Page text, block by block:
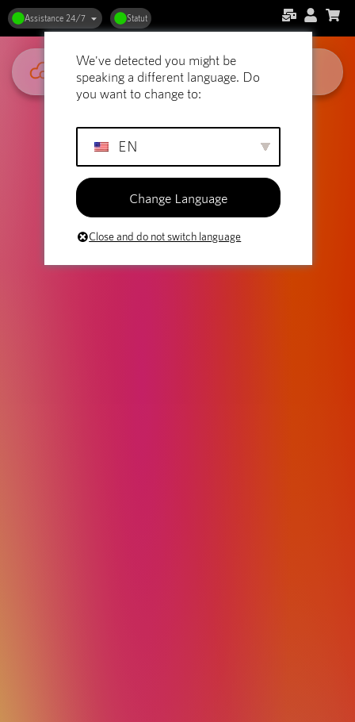
Assistance 24/7 Statut
Hébergement et publication de
hébergement pour vos mots
We've detected you might be
speaking a different language. Do
you want to change to:
EN
Change Language
Close and do not switch language